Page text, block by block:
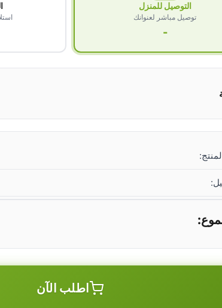
التوصيل للمنزل
توصيل مباشر لعنوانك
-
اطلب الآن